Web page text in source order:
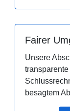
Fairer
Unsere
besagtem